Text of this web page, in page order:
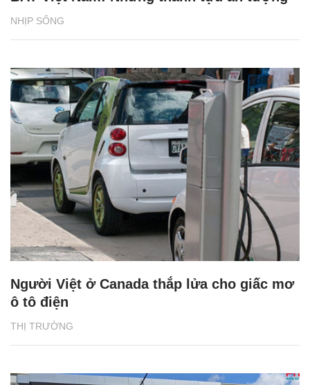
NHỊP SỐNG
THỊ TRƯỜNG
Người Việt ở Canada thắp lửa cho giấc mơ
ô tô điện